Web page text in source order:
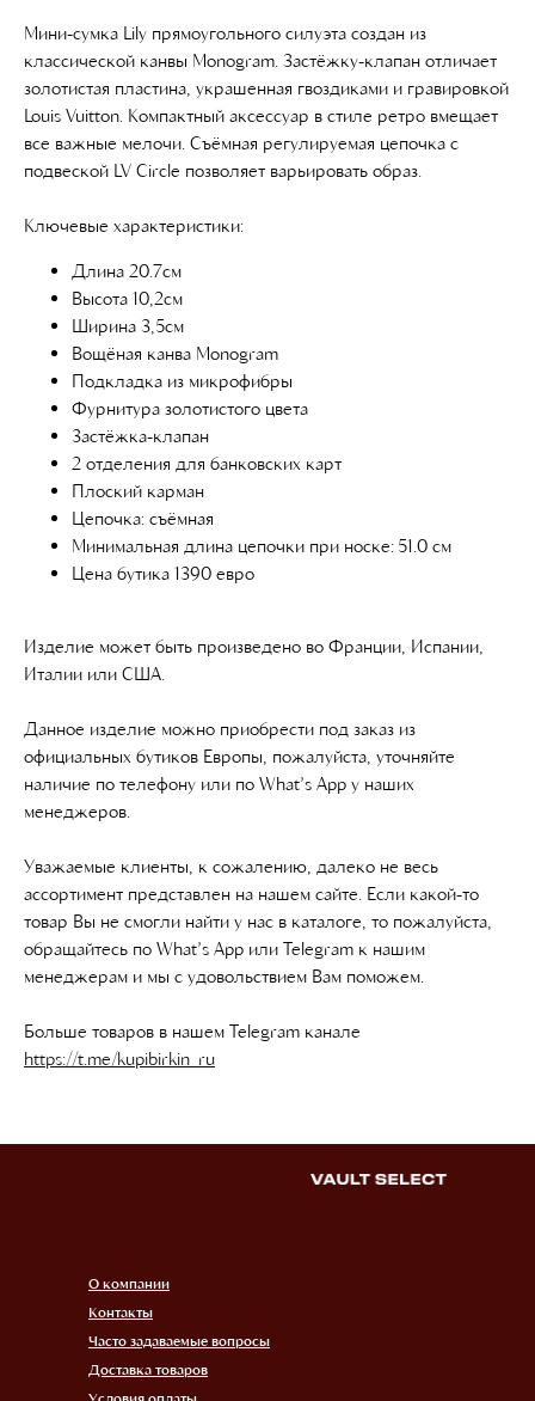
Мини-сумка Lily прямоугольного силуэта создан из
классической канвы Monogram. Застёжку-клапан отличает
золотистая пластина, украшенная гвоздиками и гравировкой
Louis Vuitton. Компактный аксессуар в стиле ретро вмещает
все важные мелочи. Съёмная регулируемая цепочка с
подвеской LV Circle позволяет варьировать образ.
Ключевые характеристики:
Длина 20.7см
Высота 10,2см
Ширина 3,5см
Вощёная канва Monogram
Подкладка из микрофибры
Фурнитура золотистого цвета
Застёжка-клапан
2 отделения для банковских карт
Плоский карман
Цепочка: съёмная
Минимальная длина цепочки при носке: 51.0 см
Цена бутика 1390 евро
Изделие может быть произведено во Франции, Испании,
Италии или США.
Данное изделие можно приобрести под заказ из
официальных бутиков Европы, пожалуйста, уточняйте
наличие по телефону или по What’s App у наших
менеджеров.
Уважаемые клиенты, к сожалению, далеко не весь
ассортимент представлен на нашем сайте. Если какой-то
товар Вы не смогли найти у нас в каталоге, то пожалуйста,
обращайтесь по What’s App или Telegram к нашим
менеджерам и мы с удовольствием Вам поможем.
Больше товаров в нашем Telegram канале
https://t.me/kupibirkin_ru
Контакты
Часто задаваемые вопросы
Доставка товаров
Условия оплаты
О компании